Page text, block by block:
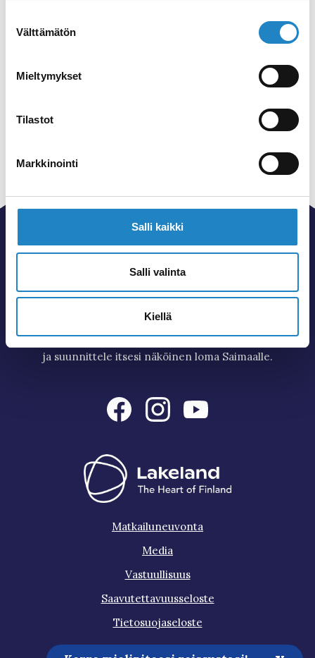
valinta
Välttämätön
Mieltymykset
Tilastot
Markkinointi
Salli kaikki
Salli valinta
Kiellä
goSaimaa kokoaa kattavasti Imatran ja
Lappeenrannan seudun matkailun tärkeimmät
tunnetuimmat nähtävyydet sekä piilotetut helmet,
ja suunnittele itsesi näköinen loma Saimaalle.
Matkailuneuvonta
Media
Vastuullisuus
Saavutettavuusseloste
Tietosuojaseloste